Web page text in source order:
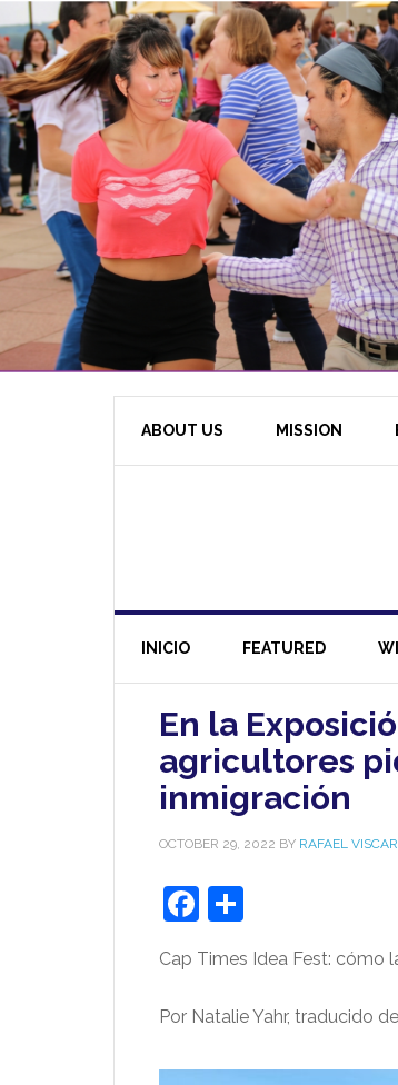
ABOUT US MISSION
INICIO FEATURED
En la
agricultores
inmigración
OCTOBER 29, 2022 BY RAFAEL
Facebook
Cap Times Idea Fest: cómo
Por Natalie Yahr, traducido